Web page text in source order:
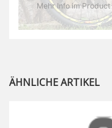
Mehr Info im Product
ÄHNLICHE ARTIKEL